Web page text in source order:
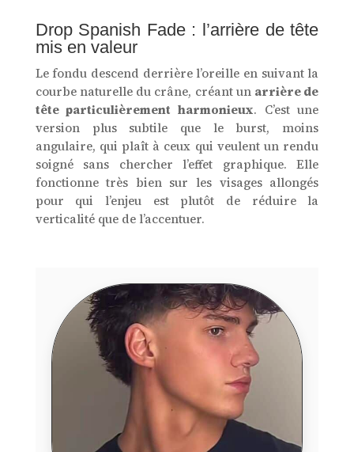
Drop Spanish Fade : l’arrière de tête
mis en valeur
Le fondu descend derrière l’oreille en suivant la
courbe naturelle du crâne, créant un arrière de
tête particulièrement harmonieux. C’est une
version plus subtile que le burst, moins
angulaire, qui plaît à ceux qui veulent un rendu
soigné sans chercher l’effet graphique. Elle
fonctionne très bien sur les visages allongés
pour qui l’enjeu est plutôt de réduire la
verticalité que de l’accentuer.